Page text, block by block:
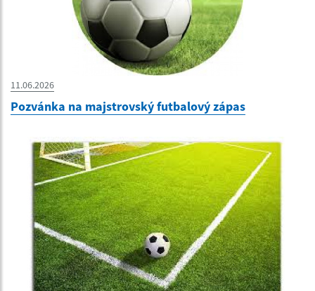
11.06.2026
Pozvánka na majstrovský futbalový zápas